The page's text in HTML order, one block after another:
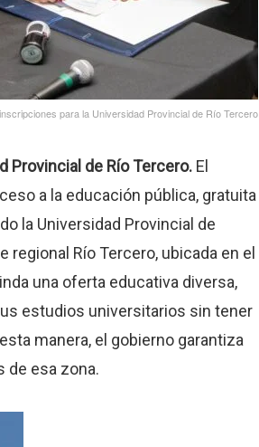
para la Universidad Provincial de Río Tercero
Provincial de Río Tercero. El
a la educación pública, gratuita
la Universidad Provincial de
regional Río Tercero, ubicada en el
una oferta educativa diversa,
estudios universitarios sin tener
manera, el gobierno garantiza
de esa zona.